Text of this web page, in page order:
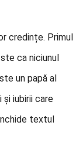
credințe. Primul
ca niciunul
un papă al
și iubirii care
textul